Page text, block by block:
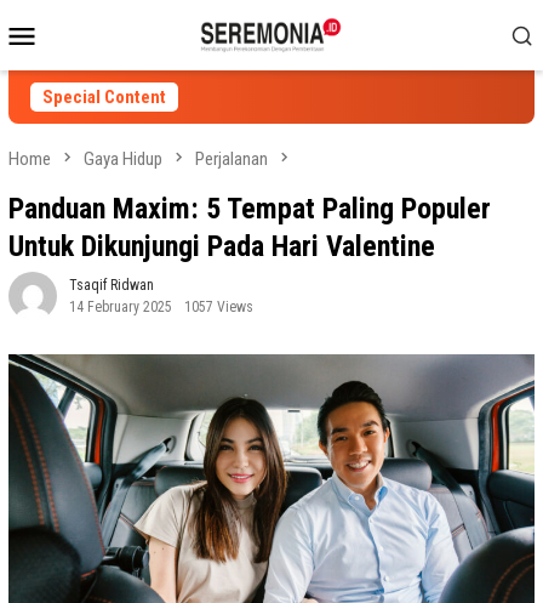
to
contentMenu
Special Content
Home Gaya Hidup Perjalanan
Panduan Maxim: 5 Tempat Paling Populer
Untuk Dikunjungi Pada Hari Valentine
Tsaqif Ridwan
14 February 2025
1057 Views